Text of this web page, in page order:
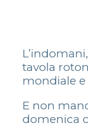
tavola
mondiale
E non
domenica